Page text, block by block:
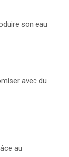
son eau
avec du
au